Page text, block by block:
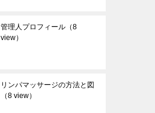
管理人プロフィール （8
view）
リンパマッサージの方法と図
（8 view）